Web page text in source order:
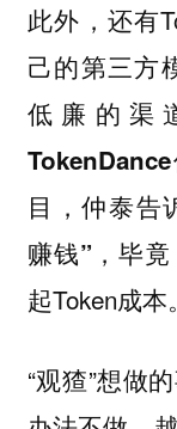
此外，还有
己的第三方
低廉的渠
目，仲泰告
赚钱” ，毕
起Token成本。
“观猹”想做